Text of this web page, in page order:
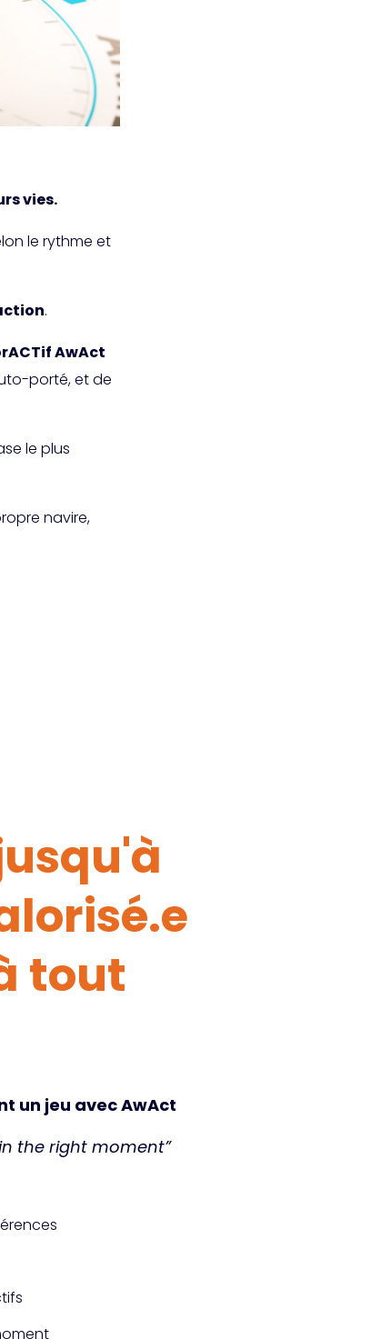
vies.
le rythme et
.
AwAct
porté, et de
le plus
navire,
tout
un jeu avec AwAct
the right moment”